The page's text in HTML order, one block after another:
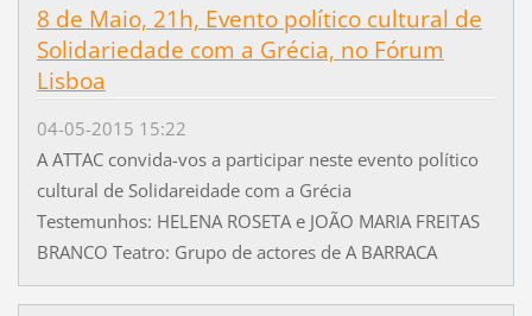
8 de Maio, 21h, Evento político cultural de
Solidariedade com a Grécia, no Fórum
Lisboa
04-05-2015 15:22
A ATTAC convida-vos a participar neste evento político
cultural de Solidareidade com a Grécia
Testemunhos: HELENA ROSETA e JOÃO MARIA FREITAS
BRANCO Teatro: Grupo de actores de A BARRACA